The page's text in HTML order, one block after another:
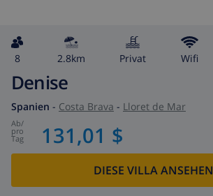
8 2.8km Privat wifi
Denise
Spanien - Costa Brava - Lloret de Mar
ab/
pro
Tag 131,01 $
DIESE VILLA ANSEHEN